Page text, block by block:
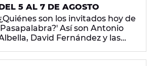
5 AL 7 DE AGOSTO
son los invitados hoy de
Así son Antonio
David Fernández y las